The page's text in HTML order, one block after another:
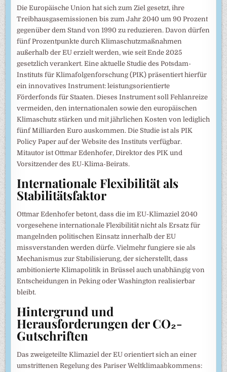
Die Europäische Union hat sich zum Ziel gesetzt, ihre
Treibhausgasemissionen bis zum Jahr 2040 um 90 Prozent
gegenüber dem Stand von 1990 zu reduzieren. Davon dürfen
fünf Prozentpunkte durch Klimaschutzmaßnahmen
außerhalb der EU erzielt werden, wie seit Ende 2025
gesetzlich verankert. Eine aktuelle Studie des Potsdam-
Instituts für Klimafolgenforschung (PIK) präsentiert hierfür
ein innovatives Instrument: leistungsorientierte
Förderfonds für Staaten. Dieses Instrument soll Fehlanreize
vermeiden, den internationalen sowie den europäischen
Klimaschutz stärken und mit jährlichen Kosten von lediglich
fünf Milliarden Euro auskommen. Die Studie ist als PIK
Policy Paper auf der Website des Instituts verfügbar.
Mitautor ist Ottmar Edenhofer, Direktor des PIK und
Vorsitzender des EU-Klima-Beirats.
Internationale Flexibilität als
Stabilitätsfaktor
Ottmar Edenhofer betont, dass die im EU-Klimaziel 2040
vorgesehene internationale Flexibilität nicht als Ersatz für
mangelnden politischen Einsatz innerhalb der EU
missverstanden werden dürfe. Vielmehr fungiere sie als
Mechanismus zur Stabilisierung, der sicherstellt, dass
ambitionierte Klimapolitik in Brüssel auch unabhängig von
Entscheidungen in Peking oder Washington realisierbar
bleibt.
Hintergrund und
Herausforderungen der CO₂-
Gutschriften
Das zweigeteilte Klimaziel der EU orientiert sich an einer
umstrittenen Regelung des Pariser Weltklimaabkommens: